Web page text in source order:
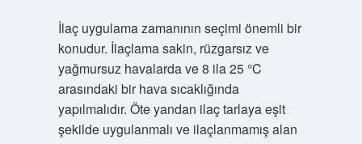
İlaç uygulama zamanının seçimi önemli bir
konudur. İlaçlama sakin, rüzgarsız ve
yağmursuz havalarda ve 8 ila 25 °C
arasındaki bir hava sıcaklığında
yapılmalıdır. Öte yandan ilaç tarlaya eşit
şekilde uygulanmalı ve ilaçlanmamış alan